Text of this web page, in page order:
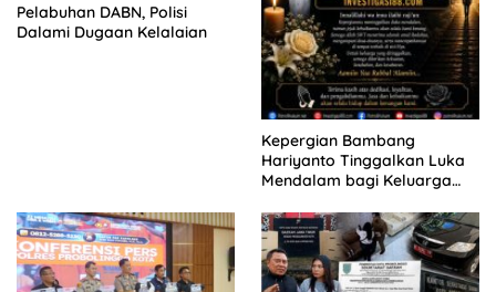
Pelabuhan DABN, Polisi
Dalami Dugaan Kelalaian
Kepergian Bambang
Hariyanto Tinggalkan Luka
Mendalam bagi Keluarga